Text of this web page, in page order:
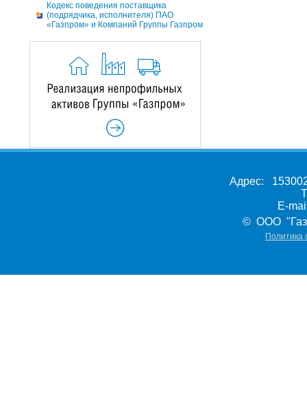
Кодекс поведения поставщика
(подрядчика, исполнителя) ПАО
«Газпром» и Компаний Группы Газпром
Адрес:
E-
© ООО
Политика